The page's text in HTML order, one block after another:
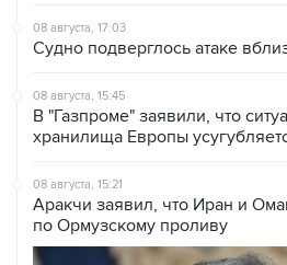
08 августа, 17:03
Судно подверглось атаке
08 августа, 15:45
В "Газпроме" заявили, что
хранилища Европы
08 августа, 15:21
Аракчи заявил, что Иран и
по Ормузскому проливу